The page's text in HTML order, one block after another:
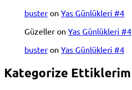
buster on Yas Günlükleri #4
Güzeller on Yas Günlükleri #4
buster on Yas Günlükleri #4
Kategorize Ettiklerim